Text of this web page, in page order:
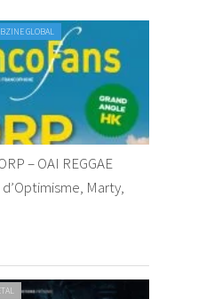
GLOBAL
– OAI REGGAE
d’Optimisme, Marty,